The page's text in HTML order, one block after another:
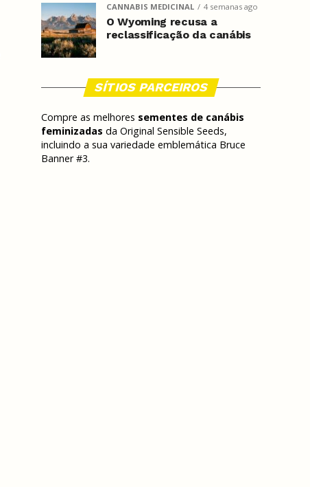
CANNABIS MEDICINAL 4 semanas ago
O Wyoming recusa a
reclassificação da canábis
SÍTIOS PARCEIROS
Compre as melhores sementes de canábis
feminizadas da Original Sensible Seeds,
incluindo a sua variedade emblemática Bruce
Banner #3.